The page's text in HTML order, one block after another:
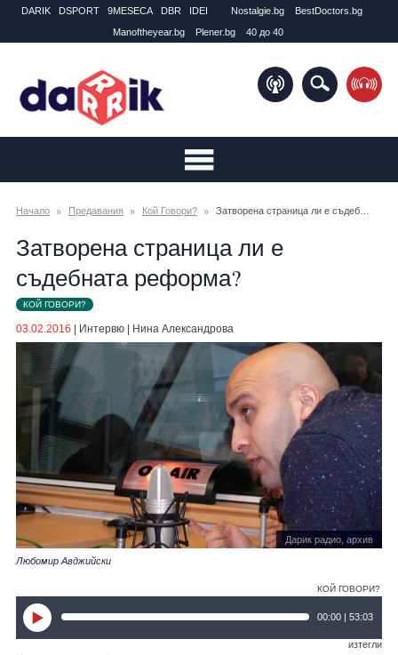
DARIK DSPORT 9MESECA DBR IDEI Nostalgie.bg
BestDoctors.bg
Manоftheyear.bg
Plener.bg 40 до 40
Затворена страница ли е
съдебната реформа?
Начало Предавания Кой Говори? Затворена страница ли е съдебната реформа?
КОЙ ГОВОРИ?
03.02.2016 | Интервю| Нина Александрова
Дарик радио, архив
Любомир Авджийски
КОЙ ГОВОРИ?
00:00 | 53:03
изтегли